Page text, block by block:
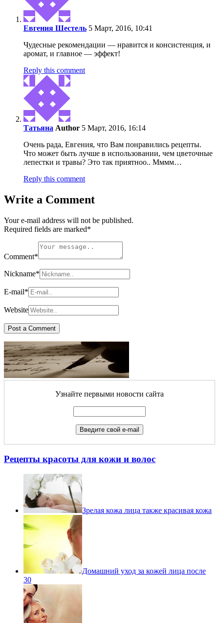
Евгения Шестель 5 Март, 2016, 10:41
Чудесные рекомендации — нравится и консистенция, и
аромат, и главное — эффект!
Reply this comment
Татьяна Author 5 Март, 2016, 16:14
Очень рада, Евгения, что Вам понравились рецепты.
Что может быть лучше в использовании, чем цветочные
лепестки и травы? Это так приятноо.. Мммм…
Reply this comment
Write a Comment
Your e-mail address will not be published.
Required fields are marked*
Comment*
Nickname*
E-mail*
Website
Узнайте первыми новости сайта
Рецепты красоты для кожи и волос
Зрелая кожа лица также красивая кожа
Домашний уход за кожей лица после
30